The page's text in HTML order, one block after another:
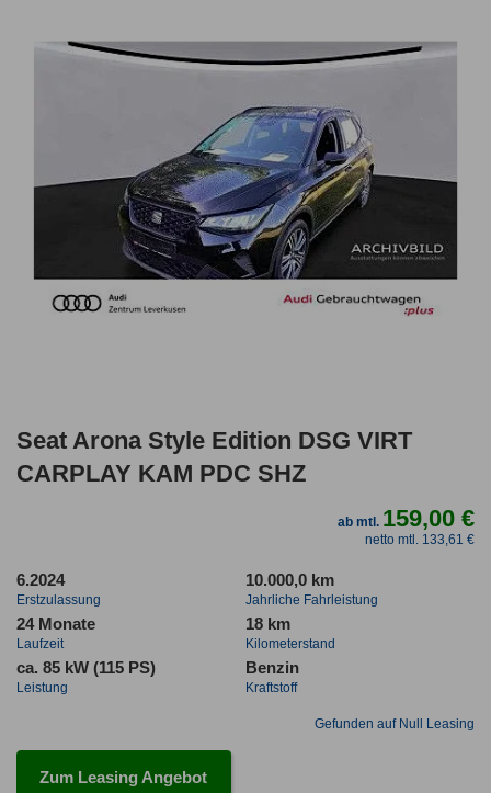
Seat Arona Style Edition DSG VIRT
CARPLAY KAM PDC SHZ
ab mtl. 159,00 €
netto mtl. 133,61 €
6.2024
Erstzulassung
10.000,0 km
Jahrliche Fahrleistung
24 Monate
Laufzeit
18 km
Kilometerstand
ca. 85 kW (115 PS)
Leistung
Benzin
Kraftstoff
Gefunden auf Null Leasing
Zum Leasing Angebot